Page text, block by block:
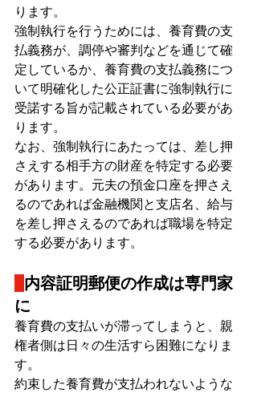
ります。
強制執行を行うためには、養育費の支
払義務が、調停や審判などを通じて確
定しているか、養育費の支払義務につ
いて明確化した公正証書に強制執行に
受諾する旨が記載されている必要があ
ります。
なお、強制執行にあたっては、差し押
さえする相手方の財産を特定する必要
があります。元夫の預金口座を押さえ
るのであれば金融機関と支店名、給与
を差し押さえるのであれば職場を特定
する必要があります。
内容証明郵便の作成は専門家
に
養育費の支払いが滞ってしまうと、親
権者側は日々の生活すら困難になりま
す。
約束した養育費が支払われないような